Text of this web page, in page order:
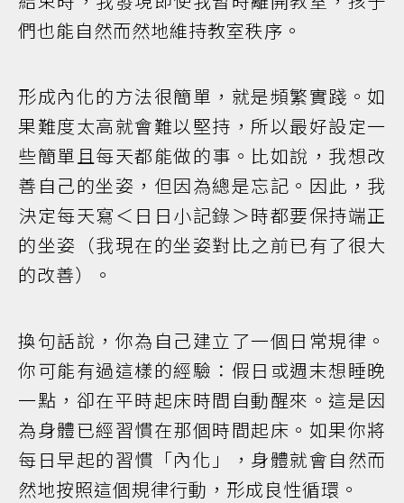
們也能自然而然地維持教室秩序。
形成內化的方法很簡單，就是頻繁實踐。如
果難度太高就會難以堅持，所以最好設定一
些簡單且每天都能做的事。比如說，我想改
善自己的坐姿，但因為總是忘記。因此，我
決定每天寫＜日日小記錄＞時都要保持端正
的坐姿（我現在的坐姿對比之前已有了很大
的改善）。
換句話說，你為自己建立了一個日常規律。
你可能有過這樣的經驗：假日或週末想睡晚
一點，卻在平時起床時間自動醒來。這是因
為身體已經習慣在那個時間起床。如果你將
每日早起的習慣「內化」，身體就會自然而
然地按照這個規律行動，形成良性循環。